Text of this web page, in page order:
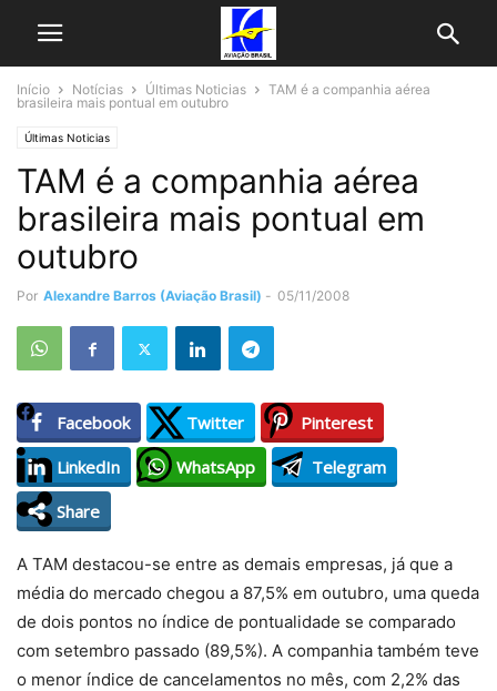
Início Notícias Últimas Noticias
TAM é a companhia aérea
brasileira mais pontual em outubro
Últimas Noticias
TAM é a companhia aérea
brasileira mais pontual em
outubro
Por Alexandre Barros (Aviação Brasil) - 05/11/2008
Facebook Twitter
Pinterest
LinkedIn
WhatsApp
Telegram
Share
A TAM destacou-se entre as demais empresas, já que a
média do mercado chegou a 87,5% em outubro, uma queda
de dois pontos no índice de pontualidade se comparado
com setembro passado (89,5%). A companhia também teve
o menor índice de cancelamentos no mês, com 2,2% das